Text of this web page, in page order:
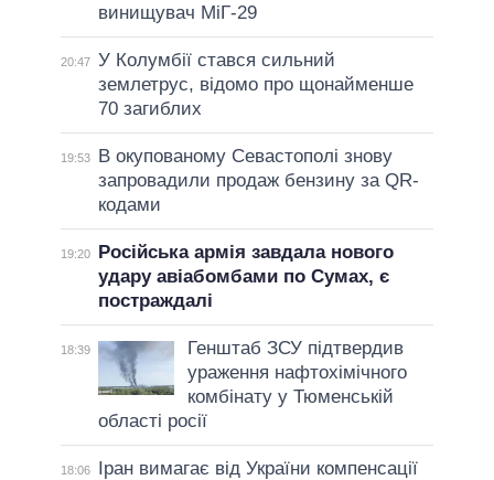
винищувач МіГ-29
20:47 У Колумбії стався сильний
землетрус, відомо про щонайменше
70 загиблих
19:53
В окупованому Севастополі знову
запровадили продаж бензину за QR-
кодами
19:20
Російська армія завдала нового
удару авіабомбами по Сумах, є
постраждалі
18:39
Генштаб ЗСУ підтвердив
ураження нафтохімічного
комбінату у Тюменській
області росії
18:06
Іран вимагає від України компенсації